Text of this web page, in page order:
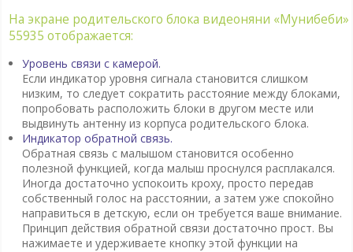
На экране родительского блока видеоняни «Мунибеби»
55935 отображается:
Уровень связи с камерой.
Если индикатор уровня сигнала становится слишком
низким, то следует сократить расстояние между блоками,
попробовать расположить блоки в другом месте или
выдвинуть антенну из корпуса родительского блока.
Индикатор обратной связь.
Обратная связь с малышом становится особенно
полезной функцией, когда малыш проснулся расплакался.
Иногда достаточно успокоить кроху, просто передав
собственный голос на расстоянии, а затем уже спокойно
направиться в детскую, если он требуется ваше внимание.
Принцип действия обратной связи достаточно прост. Вы
нажимаете и удерживаете кнопку этой функции на